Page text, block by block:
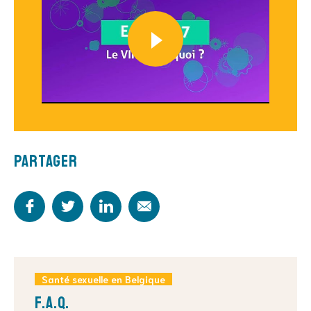
Partager
Santé sexuelle en Belgique
F.A.Q.